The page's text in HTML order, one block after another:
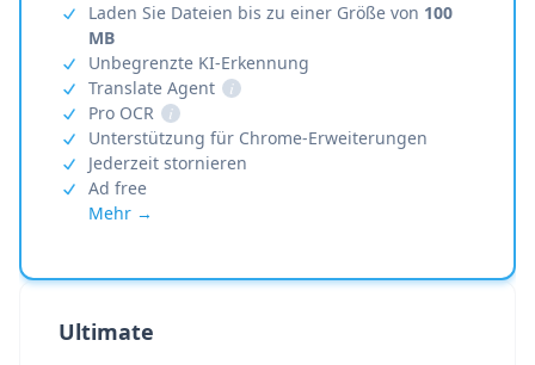
Laden Sie Dateien bis zu einer Größe von 100
MB
Unbegrenzte KI-Erkennung
Translate Agent
i
Pro OCR
i
Unterstützung für Chrome-Erweiterungen
Jederzeit stornieren
Ad free
Mehr →
Ultimate